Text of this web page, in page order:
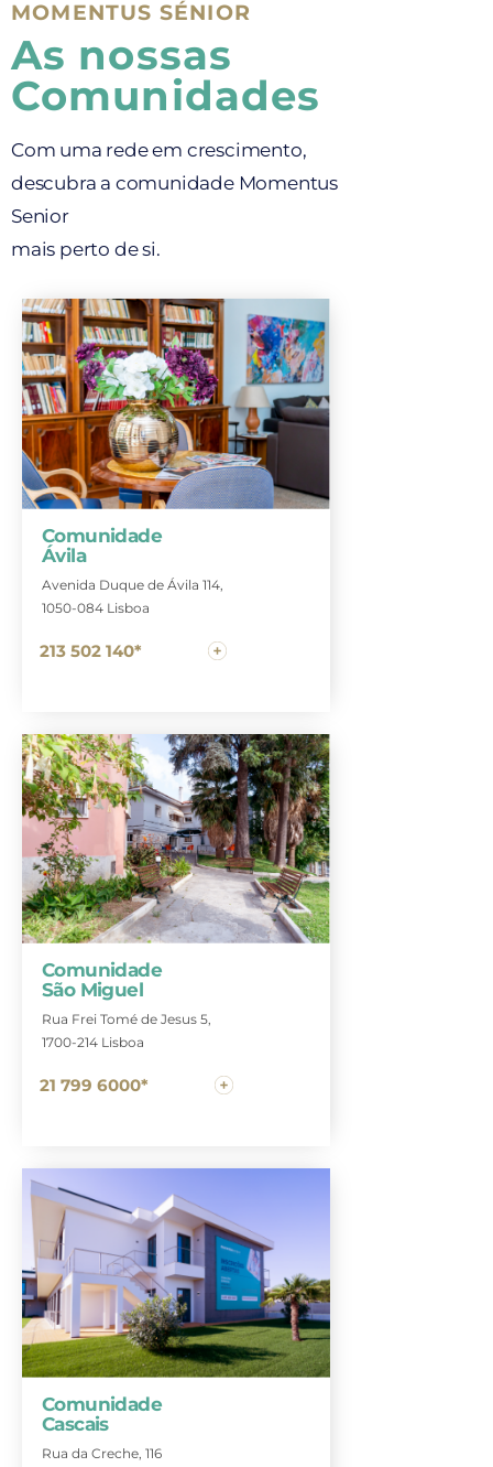
MOMENTUS SÉNIOR
As nossas
Comunidades
Com uma rede em crescimento,
descubra a comunidade Momentus
Senior
mais perto de si.
Comunidade
Ávila
Avenida Duque de Ávila 114,
1050-084 Lisboa
213 502 140*
Comunidade
São Miguel
Rua Frei Tomé de Jesus 5,
1700-214 Lisboa
21 799 6000*
Comunidade
Cascais
Rua da Creche, 116